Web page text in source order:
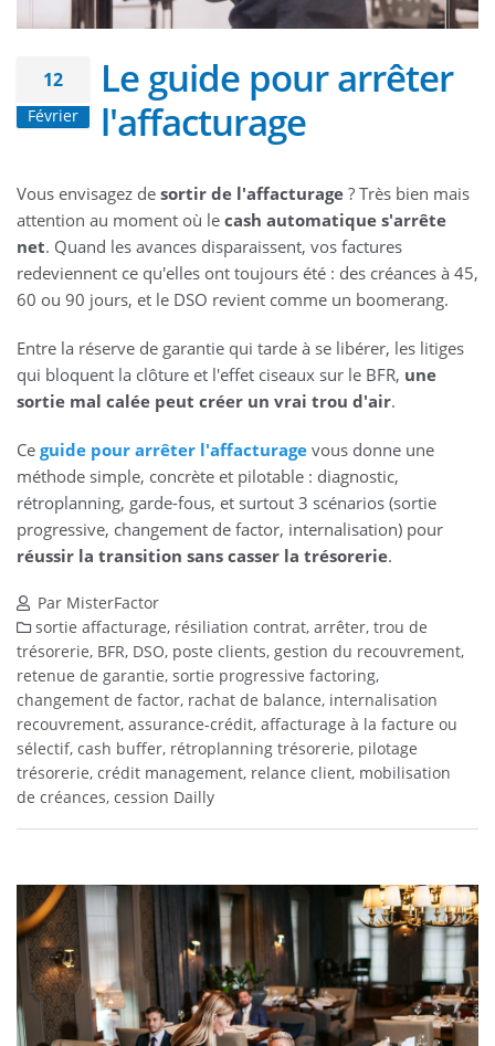
12
Février
Le guide pour arrêter
l'affacturage
Vous envisagez de sortir de l'affacturage ? Très bien mais
attention au moment où le cash automatique s'arrête
net. Quand les avances disparaissent, vos factures
redeviennent ce qu'elles ont toujours été : des créances à 45,
60 ou 90 jours, et le DSO revient comme un boomerang.
Entre la réserve de garantie qui tarde à se libérer, les litiges
qui bloquent la clôture et l'effet ciseaux sur le BFR, une
sortie mal calée peut créer un vrai trou d'air.
Ce guide pour arrêter l'affacturage vous donne une
méthode simple, concrète et pilotable : diagnostic,
rétroplanning, garde-fous, et surtout 3 scénarios (sortie
progressive, changement de factor, internalisation) pour
réussir la transition sans casser la trésorerie.
Par MisterFactor
sortie affacturage, résiliation contrat, arrêter, trou de
trésorerie, BFR, DSO, poste clients, gestion du recouvrement,
retenue de garantie, sortie progressive factoring,
changement de factor, rachat de balance, internalisation
recouvrement, assurance-crédit, affacturage à la facture ou
sélectif, cash buffer, rétroplanning trésorerie, pilotage
trésorerie, crédit management, relance client, mobilisation
de créances, cession Dailly